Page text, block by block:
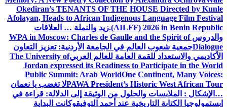
Okediran’s TENANTS OF THE HOUSE Directed by Kunle
Afolayan, Heads to African Indigenous Language Film Festival
(AILFF) 2026 in Benin Republic. زيد والنملة … العلاقات
والدروسWPA in Moscow: Charles de Gaulle and the Spirit of
Dialogueجمعية شعوب العالم في الجامعة الأردنية: تعزيز التعاون
الأكاديمي والاستعداد للقمة العامة للعالم العربيThe University of
Jordan expressed its Readiness to Participate in the World
Public Summit: Arab WorldOne Continent, Many Voices:
PAWA President’s Historic West African Tourلا تغضب يا نعمان
…الإشكال : الملابسات والحلول من الوثيقة إلى الدلالة: قراءة في
إبستمولوجيا الكتابة التاريخية عند أحمد التوفيقوكانت البداية